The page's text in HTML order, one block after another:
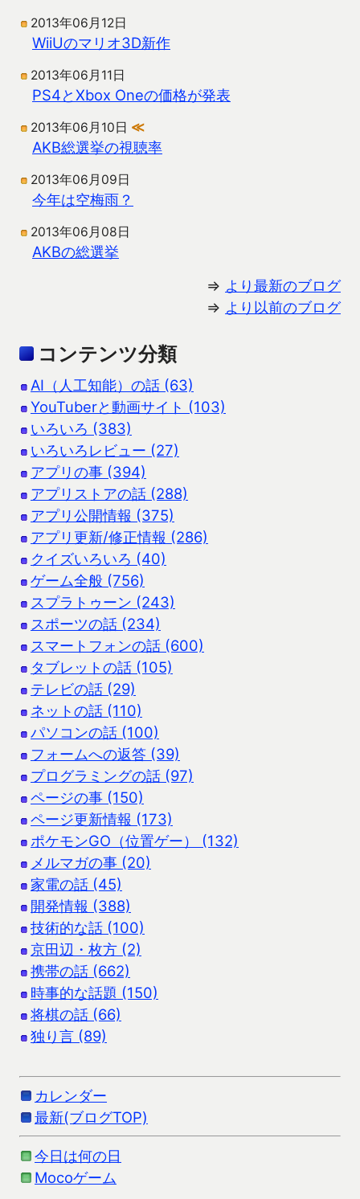
2013年06月12日
WiiUのマリオ3D新作
2013年06月11日
PS4とXbox Oneの価格が発表
2013年06月10日 ≪
AKB総選挙の視聴率
2013年06月09日
今年は空梅雨？
2013年06月08日
AKBの総選挙
⇒ より最新のブログ
⇒ より以前のブログ
コンテンツ分類
AI（人工知能）の話 (63)
YouTuberと動画サイト (103)
いろいろ (383)
いろいろレビュー (27)
アプリの事 (394)
アプリストアの話 (288)
アプリ公開情報 (375)
アプリ更新/修正情報 (286)
クイズいろいろ (40)
ゲーム全般 (756)
スプラトゥーン (243)
スポーツの話 (234)
スマートフォンの話 (600)
タブレットの話 (105)
テレビの話 (29)
ネットの話 (110)
パソコンの話 (100)
フォームへの返答 (39)
プログラミングの話 (97)
ページの事 (150)
ページ更新情報 (173)
ポケモンGO（位置ゲー） (132)
メルマガの事 (20)
家電の話 (45)
開発情報 (388)
技術的な話 (100)
京田辺・枚方 (2)
携帯の話 (662)
時事的な話題 (150)
将棋の話 (66)
独り言 (89)
カレンダー
最新(ブログTOP)
今日は何の日
Mocoゲーム